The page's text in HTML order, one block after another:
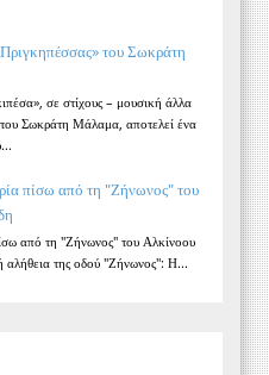
του Σωκράτη
σε στίχους – μουσική άλλα
Σωκράτη Μάλαμα, αποτελεί ένα
πίσω από τη "Ζήνωνος" του
από τη "Ζήνωνος" του Αλκίνοου
αλήθεια της οδού "Ζήνωνος": Η...